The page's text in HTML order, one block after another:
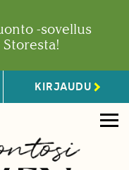
-sovellus
KIRJAUDU